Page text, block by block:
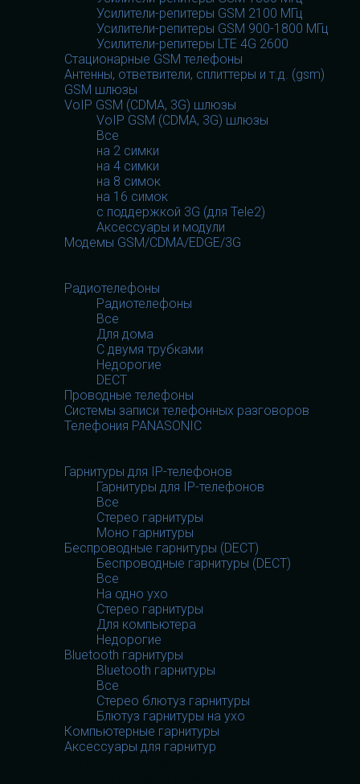
Усилители-репитеры GSM 2100 МГц
Усилители-репитеры GSM 900-1800 МГц
Усилители-репитеры LTE 4G 2600
Стационарные GSM телефоны
Антенны, ответвители, сплиттеры и т.д. (gsm)
GSM шлюзы
VoIP GSM (CDMA, 3G) шлюзы
VoIP GSM (CDMA, 3G) шлюзы
Все
на 2 симки
на 4 симки
на 8 симок
на 16 симок
с поддержкой 3G (для Tele2)
Аксессуары и модули
Модемы GSM/CDMA/EDGE/3G
Радиотелефоны
Радиотелефоны
Все
Для дома
С двумя трубками
Недорогие
DECT
Проводные телефоны
Системы записи телефонных разговоров
Телефония PANASONIC
Гарнитуры для IP-телефонов
Гарнитуры для IP-телефонов
Все
Стерео гарнитуры
Моно гарнитуры
Беспроводные гарнитуры (DECT)
Беспроводные гарнитуры (DECT)
Все
На одно ухо
Стерео гарнитуры
Для компьютера
Недорогие
Bluetooth гарнитуры
Bluetooth гарнитуры
Все
Стерео блютуз гарнитуры
Блютуз гарнитуры на ухо
Компьютерные гарнитуры
Аксессуары для гарнитур